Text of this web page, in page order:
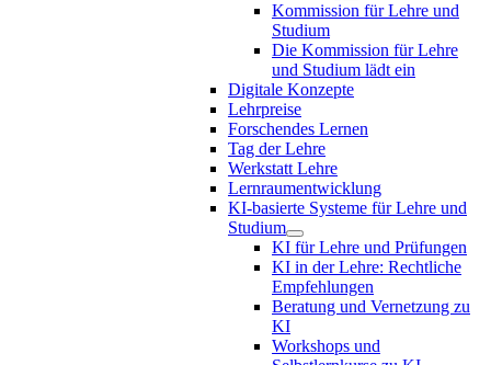
Kommission für Lehre und
Studium
Die Kommission für Lehre
und Studium lädt ein
Digitale Konzepte
Lehrpreise
Forschendes Lernen
Tag der Lehre
Werkstatt Lehre
Lernraumentwicklung
KI-basierte Systeme für Lehre und
Studium
KI für Lehre und Prüfungen
KI in der Lehre: Rechtliche
Empfehlungen
Beratung und Vernetzung zu
KI
Workshops und